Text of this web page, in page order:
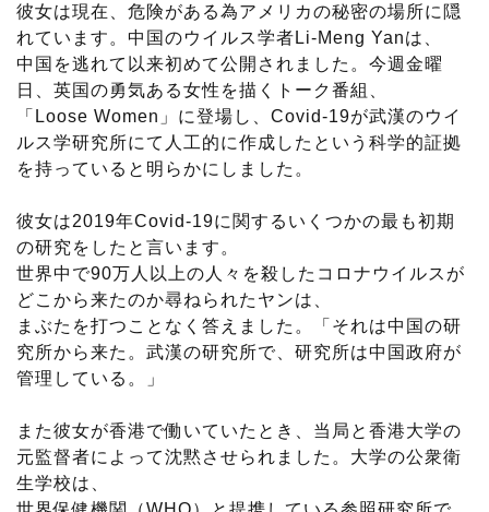
彼女は現在、危険がある為アメリカの秘密の場所に隠
れています。中国のウイルス学者Li-Meng Yanは、
中国を逃れて以来初めて公開されました。今週金曜
日、英国の勇気ある女性を描くトーク番組、
「Loose Women」に登場し、Covid-19が武漢のウイ
ルス学研究所にて人工的に作成したという科学的証拠
を持っていると明らかにしました。
彼女は2019年Covid-19に関するいくつかの最も初期
の研究をしたと言います。
世界中で90万人以上の人々を殺したコロナウイルスが
どこから来たのか尋ねられたヤンは、
まぶたを打つことなく答えました。「それは中国の研
究所から来た。武漢の研究所で、研究所は中国政府が
管理している。」
また彼女が香港で働いていたとき、当局と香港大学の
元監督者によって沈黙させられました。大学の公衆衛
生学校は、